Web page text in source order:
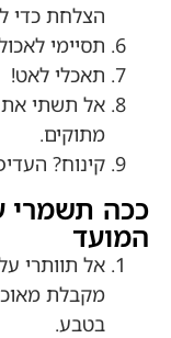
הצלחת כדי
תסיימי
תאכלי לאט!
אל תשתי את
מתוקים.
קינוח?
ככה תשמרי
המועד
אל תוותרי
מקבלת
בטבע.